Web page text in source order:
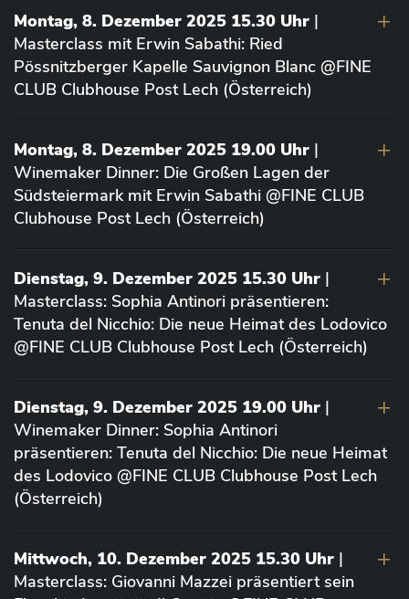
Montag, 8. Dezember 2025 15.30 Uhr |
Masterclass mit Erwin Sabathi: Ried
Pössnitzberger Kapelle Sauvignon Blanc @FINE
CLUB Clubhouse Post Lech (Österreich)
Montag, 8. Dezember 2025 19.00 Uhr |
Winemaker Dinner: Die Großen Lagen der
Südsteiermark mit Erwin Sabathi @FINE CLUB
Clubhouse Post Lech (Österreich)
Dienstag, 9. Dezember 2025 15.30 Uhr |
Masterclass: Sophia Antinori präsentieren:
Tenuta del Nicchio: Die neue Heimat des Lodovico
@FINE CLUB Clubhouse Post Lech (Österreich)
Dienstag, 9. Dezember 2025 19.00 Uhr |
Winemaker Dinner: Sophia Antinori
präsentieren: Tenuta del Nicchio: Die neue Heimat
des Lodovico @FINE CLUB Clubhouse Post Lech
(Österreich)
Mittwoch, 10. Dezember 2025 15.30 Uhr |
Masterclass: Giovanni Mazzei präsentiert sein